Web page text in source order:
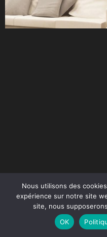
Nous utilisons des
expérience sur notre site
site, nous
OK